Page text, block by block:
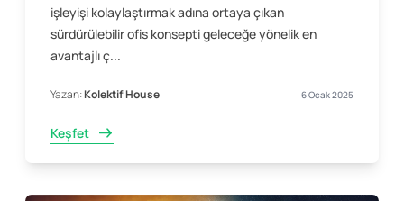
işleyişi kolaylaştırmak adına ortaya çıkan
sürdürülebilir ofis konsepti geleceğe yönelik en
avantajlı ç...
Yazan:Kolektif House 6 Ocak 2025
Keşfet